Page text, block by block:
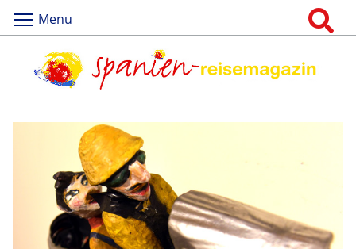
Menu